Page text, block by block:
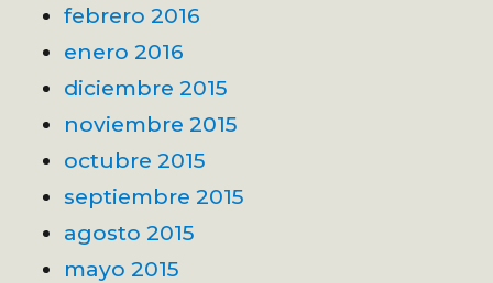
febrero 2016
enero 2016
diciembre 2015
noviembre 2015
octubre 2015
septiembre 2015
agosto 2015
mayo 2015